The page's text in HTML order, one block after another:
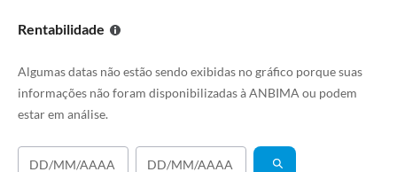
Rentabilidade
Algumas datas não estão sendo exibidas no gráfico porque suas
informações não foram disponibilizadas à ANBIMA ou podem
estar em análise.